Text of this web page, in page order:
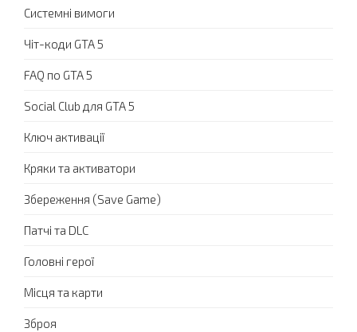
Системні вимоги
Чіт-коди GTA 5
FAQ по GTA 5
Social Club для GTA 5
Ключ активації
Кряки та активатори
Збереження (Save Game)
Патчі та DLC
Головні герої
Місця та карти
Зброя